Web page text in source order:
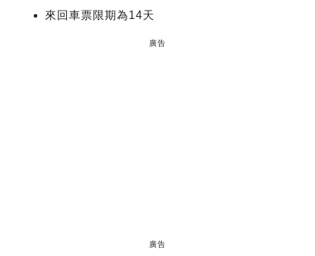
來回車票限期為14天
廣告
廣告